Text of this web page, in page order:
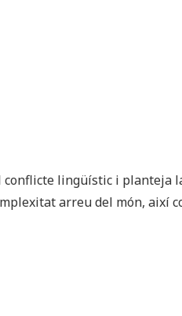
lingüístic i planteja
arreu del món, així